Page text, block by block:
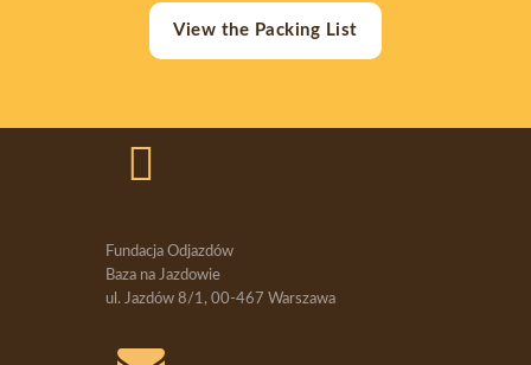
View the Packing List
Fundacja Odjazdów
Baza na Jazdowie
ul. Jazdów 8/1, 00-467 Warszawa